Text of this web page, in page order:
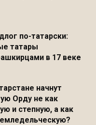
по-татарски:
татары
в 17 веке
начнут
Орду не как
и степную, а как